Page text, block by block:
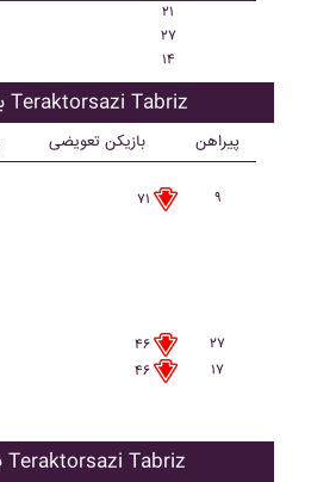
۲۱
۲۷
۱۴
بازیکنان اصلی Teraktorsazi Tabriz
بازیکن تعویضی پیراهن
۷۱
۹
۴۶
۲۷
۴۶
۱۷
بازیکن ذحیره Teraktorsazi Tabriz